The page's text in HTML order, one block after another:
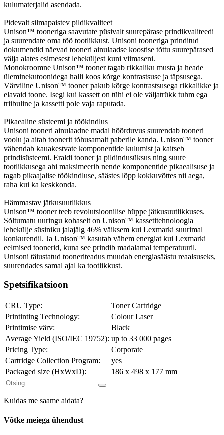
kulumaterjalid asendada.
Pidevalt silmapaistev pildikvaliteet
Unison™ tooneriga saavutate püsivalt suurepärase prindikvaliteedi
ja suurendate oma töö tootlikkust. Unisoni tooneriga prinditud
dokumendid näevad tooneri ainulaadse koostise tõttu suurepärased
välja alates esimesest leheküljest kuni viimaseni.
Monokroomne Unison™ tooner tagab rikkaliku musta ja heade
üleminekutoonidega halli koos kõrge kontrastsuse ja täpsusega.
Värviline Unison™ tooner pakub kõrge kontrastsusega rikkalikke ja
elavaid toone. Isegi kui kassett on tühi ei ole väljatrükk tuhm ega
triibuline ja kassetti pole vaja raputada.
Pikaealine süsteemi ja töökindlus
Unisoni tooneri ainulaadne madal hõõrduvus suurendab tooneri
voolu ja aitab toonerit tõhusamalt paberile kanda. Unison™ tooner
vähendab kauakestvate komponentide kulumist ja kaitseb
prindisüsteemi. Eraldi tooner ja pildindusüksus ning suure
tootlikkusega ahi maksimeerib nende komponentide pikaealisuse ja
tagab pikaajalise töökindluse, säästes lõpp kokkuvõttes nii aega,
raha kui ka keskkonda.
Hämmastav jätkusuutlikkus
Unison™ tooner teeb revolutsioonilise hüppe jätkusuutlikkuses.
Sõltumatu uuringu kohaselt on Unison™ kassetitehnoloogia
lehekülje süsiniku jalajälg 46% väiksem kui Lexmarki suurimal
konkurendil. Ja Unison™ kasutab vähem energiat kui Lexmarki
eelmised toonerid, kuna see prindib madalamal temperatuuril.
Unisoni täiustatud tooneriteadus muudab energiasäästu reaalsuseks,
suurendades samal ajal ka tootlikkust.
Spetsifikatsioon
CRU Type:
Toner Cartridge
Printinting Technology:
Colour Laser
Printimise värv:
Black
Average Yield (ISO/IEC 19752): up to 33 000 pages
Pricing Type:
Corporate
Cartridge Collection Program:
yes
Packaged size (HxWxD):
186 x 498 x 177 mm
Kuidas me saame aidata?
Võtke meiega ühendust